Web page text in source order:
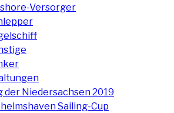
Versorger
der Niedersachsen 2019
Sailing-Cup